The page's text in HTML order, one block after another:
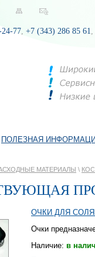
77, +7 (343) 286 85 61,
ПОЛЕЗНАЯ
МАТЕРИАЛЫ \
ОЧКИ ДЛЯ
Очки
Наличие: в